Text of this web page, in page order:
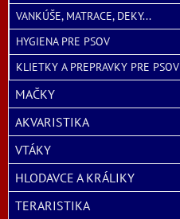
VANKÚŠE, MATRACE, DEKY...
HYGIENA PRE PSOV
KLIETKY A PREPRAVKY PRE PSOV
MAČKY
AKVARISTIKA
VTÁKY
HLODAVCE A KRÁLIKY
TERARISTIKA